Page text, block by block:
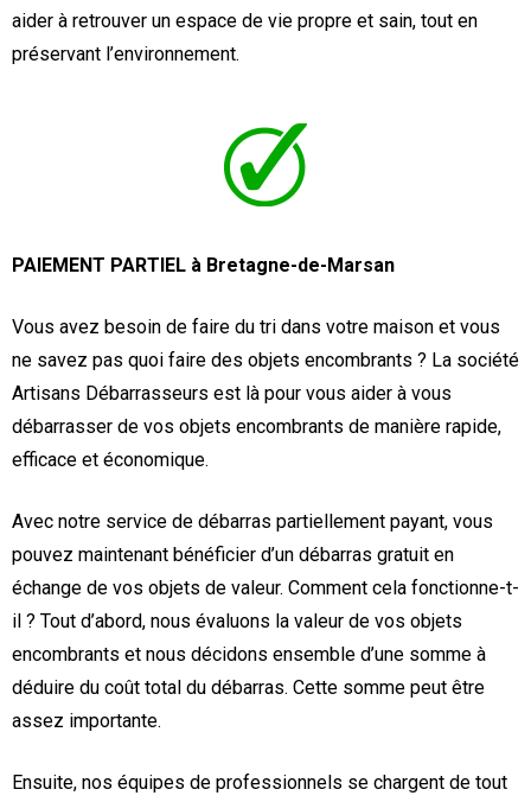
aider à retrouver un espace de vie propre et sain, tout en
préservant l’environnement.
PAIEMENT PARTIEL à Bretagne-de-Marsan
Vous avez besoin de faire du tri dans votre maison et vous
ne savez pas quoi faire des objets encombrants ? La société
Artisans Débarrasseurs est là pour vous aider à vous
débarrasser de vos objets encombrants de manière rapide,
efficace et économique.
Avec notre service de débarras partiellement payant, vous
pouvez maintenant bénéficier d’un débarras gratuit en
échange de vos objets de valeur. Comment cela fonctionne-t-
il ? Tout d’abord, nous évaluons la valeur de vos objets
encombrants et nous décidons ensemble d’une somme à
déduire du coût total du débarras. Cette somme peut être
assez importante.
Ensuite, nos équipes de professionnels se chargent de tout